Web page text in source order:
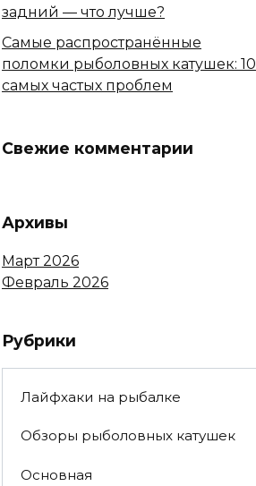
задний — что лучше?
Самые распространённые
поломки рыболовных катушек: 10
самых частых проблем
Свежие комментарии
Архивы
Март 2026
Февраль 2026
Рубрики
Лайфхаки на рыбалке
Обзоры рыболовных катушек
Основная